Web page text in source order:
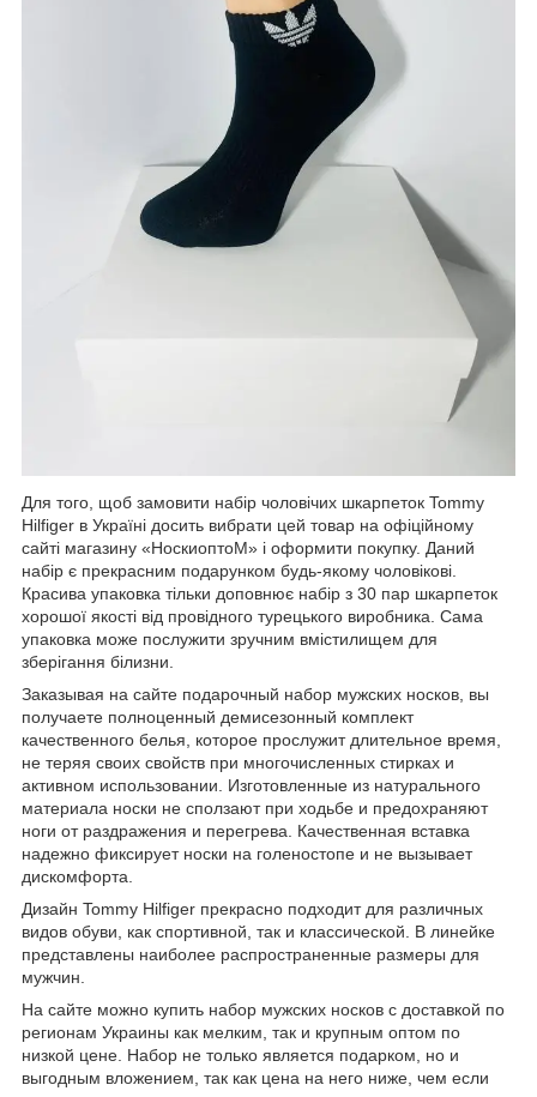
Для того, щоб замовити набір чоловічих шкарпеток Tommy
Hilfiger в Україні досить вибрати цей товар на офіційному
сайті магазину «НоскиоптоМ» і оформити покупку. Даний
набір є прекрасним подарунком будь-якому чоловікові.
Красива упаковка тільки доповнює набір з 30 пар шкарпеток
хорошої якості від провідного турецького виробника. Сама
упаковка може послужити зручним вмістилищем для
зберігання білизни.
Заказывая на сайте подарочный набор мужских носков, вы
получаете полноценный демисезонный комплект
качественного белья, которое прослужит длительное время,
не теряя своих свойств при многочисленных стирках и
активном использовании. Изготовленные из натурального
материала носки не сползают при ходьбе и предохраняют
ноги от раздражения и перегрева. Качественная вставка
надежно фиксирует носки на голеностопе и не вызывает
дискомфорта.
Дизайн Tommy Hilfiger прекрасно подходит для различных
видов обуви, как спортивной, так и классической. В линейке
представлены наиболее распространенные размеры для
мужчин.
На сайте можно купить набор мужских носков с доставкой по
регионам Украины как мелким, так и крупным оптом по
низкой цене. Набор не только является подарком, но и
выгодным вложением, так как цена на него ниже, чем если